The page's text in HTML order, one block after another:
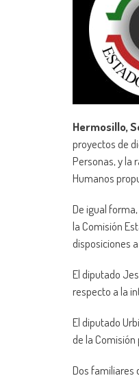
Hermosillo,
proyectos de
Personas, y la
Humanos
De igual
la Comisión
disposiciones
El diputado
respecto a la
El diputado
de la
Dos familiares